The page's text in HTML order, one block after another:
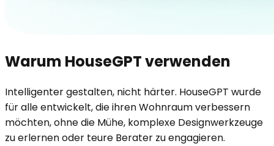
Warum HouseGPT verwenden
Intelligenter gestalten, nicht härter. HouseGPT wurde
für alle entwickelt, die ihren Wohnraum verbessern
möchten, ohne die Mühe, komplexe Designwerkzeuge
zu erlernen oder teure Berater zu engagieren.